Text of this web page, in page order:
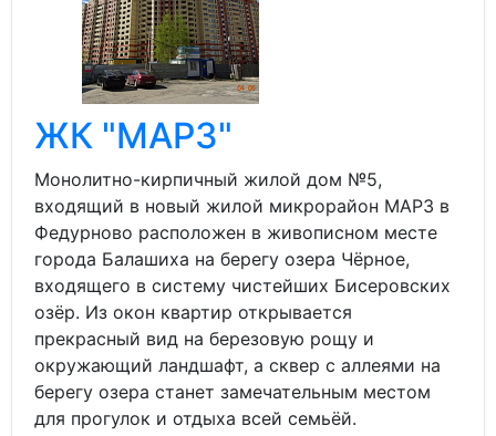
ЖК "МАРЗ"
Монолитно-кирпичный жилой дом №5,
входящий в новый жилой микрорайон МАРЗ в
Федурново расположен в живописном месте
города Балашиха на берегу озера Чёрное,
входящего в систему чистейших Бисеровских
озёр. Из окон квартир открывается
прекрасный вид на березовую рощу и
окружающий ландшафт, а сквер с аллеями на
берегу озера станет замечательным местом
для прогулок и отдыха всей семьёй.